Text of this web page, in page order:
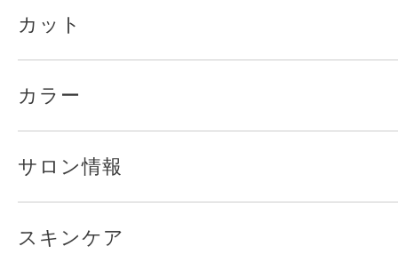
カット
カラー
サロン情報
スキンケア